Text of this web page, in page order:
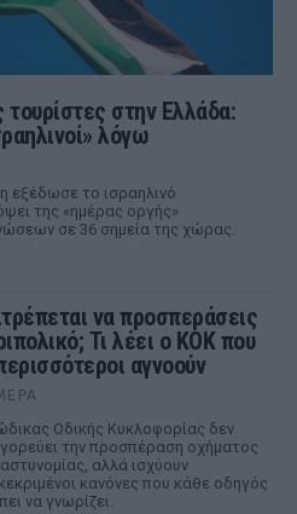
στην Ελλάδα:
λόγω
εξέδωσε το ισραηλινό
της «ημέρας οργής»
σε 36 σημεία της χώρας.
να προσπεράσεις
Τι λέει ο ΚΟΚ που
αγνοούν
Οδικής Κυκλοφορίας δεν
την προσπέραση οχήματος
αλλά ισχύουν
κανόνες που κάθε οδηγός
να γνωρίζει.